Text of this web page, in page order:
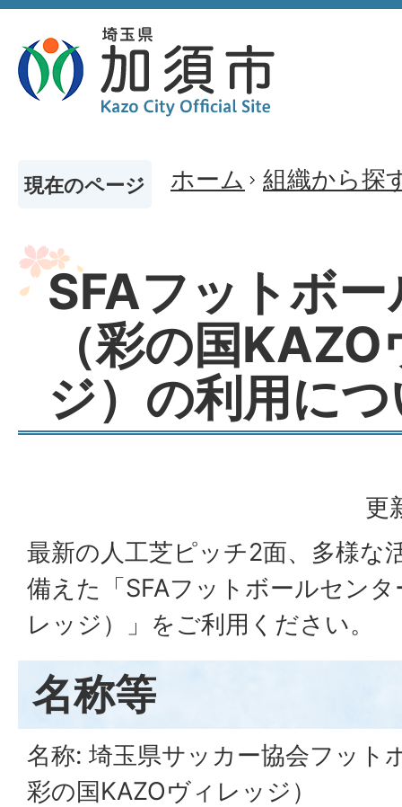
現在のページ ホーム 組織から探
SFAフットボ
（彩の国
ジ）の利用に
更
最新の人工芝ピッチ2面、多様な
備えた「SFAフットボールセン
レッジ）」をご利用ください。
名称等
名称: 埼玉県サッカー協会フット
彩の国KAZOヴィレッジ）